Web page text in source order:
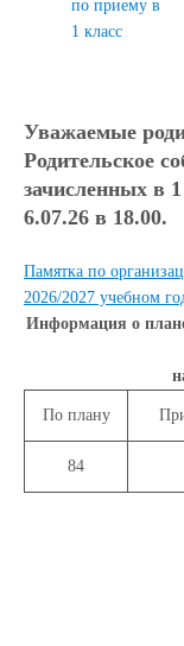
по приему в
1 класс
Уважаемые
Родительское
зачисленных в
6.07.26 в 18.00.
Памятка по
2026/2027 учебном
Информация о
По плану
84